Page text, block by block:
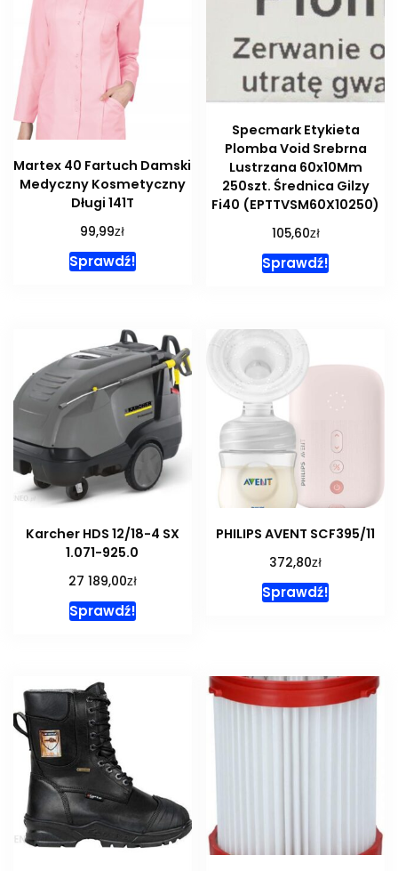
Martex 40 Fartuch Damski
Medyczny Kosmetyczny
Długi 141T
99,99zł
Sprawdź!
Specmark Etykieta
Plomba Void Srebrna
Lustrzana 60x10Mm
250szt. Średnica Gilzy
Fi40 (EPTTVSM60X10250)
105,60zł
Sprawdź!
Karcher HDS 12/18-4 SX
1.071-925.0
27 189,00zł
Sprawdź!
PHILIPS AVENT SCF395/11
372,80zł
Sprawdź!